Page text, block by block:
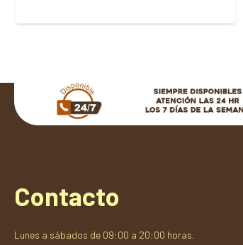
Contacto
Lunes a sábados de 09:00 a 20:00 horas.